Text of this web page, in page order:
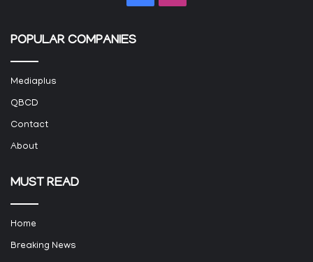
POPULAR COMPANIES
Mediaplus
QBCD
Contact
About
MUST READ
Home
Breaking News